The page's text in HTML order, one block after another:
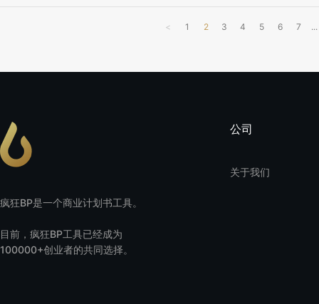
< 1 2 3 4 5 6 7 ...
疯狂BP是一个商业计划书工具。
目前，疯狂BP工具已经成为
100000+创业者的共同选择。
公司
关于我们